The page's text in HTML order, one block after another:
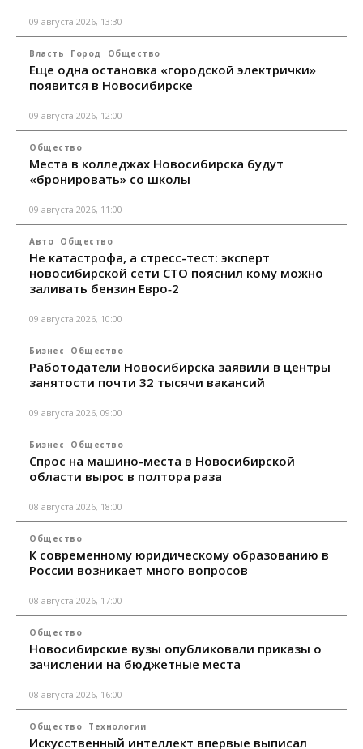
09 августа 2026, 13:30
Власть Город Общество
Еще одна остановка «городской электрички»
появится в Новосибирске
09 августа 2026, 12:00
Общество
Места в колледжах Новосибирска будут
«бронировать» со школы
09 августа 2026, 11:00
Авто Общество
Не катастрофа, а стресс-тест: эксперт
новосибирской сети СТО пояснил кому можно
заливать бензин Евро‑2
09 августа 2026, 10:00
Бизнес Общество
Работодатели Новосибирска заявили в центры
занятости почти 32 тысячи вакансий
09 августа 2026, 09:00
Бизнес Общество
Спрос на машино-места в Новосибирской
области вырос в полтора раза
08 августа 2026, 18:00
Общество
К современному юридическому образованию в
России возникает много вопросов
08 августа 2026, 17:00
Общество
Новосибирские вузы опубликовали приказы о
зачислении на бюджетные места
08 августа 2026, 16:00
Общество Технологии
Искусственный интеллект впервые выписал